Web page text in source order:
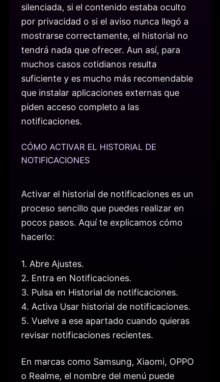
silenciada, si el contenido estaba oculto
por privacidad o si el aviso nunca llegó a
mostrarse correctamente, el historial no
tendrá nada que ofrecer. Aun así, para
muchos casos cotidianos resulta
suficiente y es mucho más recomendable
que instalar aplicaciones externas que
piden acceso completo a las
notificaciones.
CÓMO ACTIVAR EL HISTORIAL DE
NOTIFICACIONES
Activar el historial de notificaciones es un
proceso sencillo que puedes realizar en
pocos pasos. Aquí te explicamos cómo
hacerlo:
1. Abre Ajustes.
2. Entra en Notificaciones.
3. Pulsa en Historial de notificaciones.
4. Activa Usar historial de notificaciones.
5. Vuelve a ese apartado cuando quieras
revisar notificaciones recientes.
En marcas como Samsung, Xiaomi, OPPO
o Realme, el nombre del menú puede